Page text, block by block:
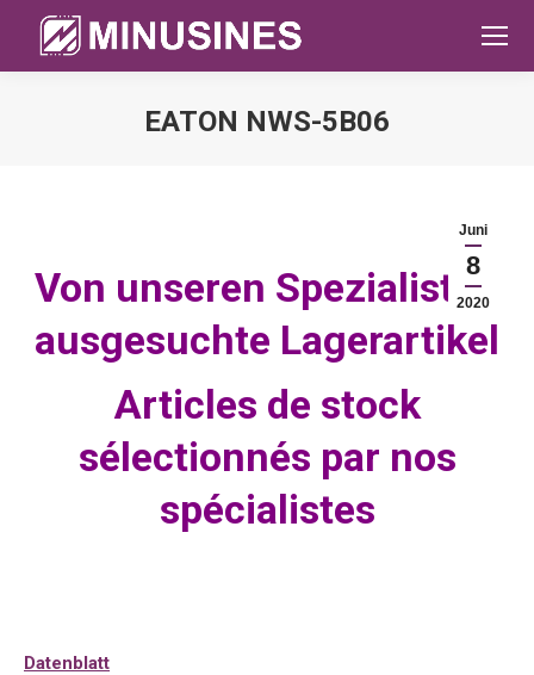
EATON NWS-5B06
Juni
8
2020
Von unseren Spezialisten
ausgesuchte Lagerartikel
Articles de stock
sélectionnés par nos
spécialistes
Datenblatt